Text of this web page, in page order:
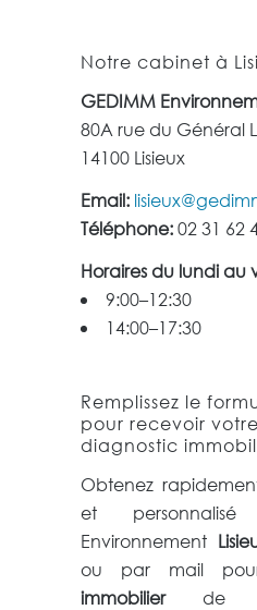
Notre cabinet à
GEDIMM
80A rue du Général
14100 Lisieux
Email:
Téléphone:02 31 62
Horaires du lundi au
9:00–12:30
14:00–17:30
Remplissez le
pour recevoir
diagnostic
Obtenez
et
Environnement
ou par mail
immobilierde